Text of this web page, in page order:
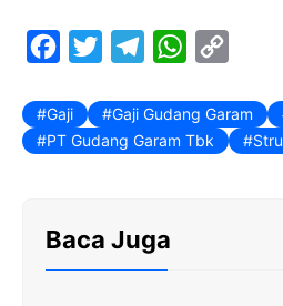
c
e
o
i
t
r
l
e
a
W
a
t
p
y
Gaji Gaji Gudang Garam
PT Gudang Garam Tbk
Baca Juga